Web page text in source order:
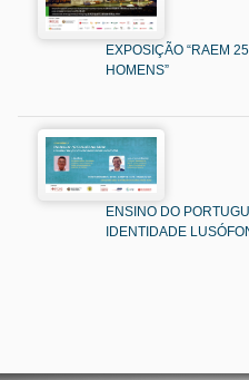
EXPOSIÇÃO “RAEM
HOMENS”
ENSINO DO
IDENTIDADE